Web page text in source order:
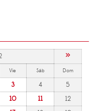
»
Vie Sáb Dom
3 4
5
10 11
12